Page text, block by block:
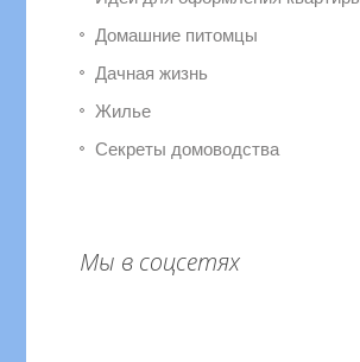
Домашние питомцы
Дачная жизнь
Жилье
Секреты домоводства
Мы в соцсетях